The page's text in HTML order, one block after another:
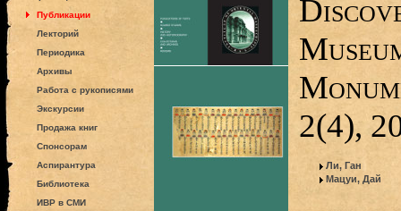
Публикации
Лекторий
Периодика
Архивы
Работа с рукописями
Экскурсии
Продажа книг
Спонсорам
Аспирантура
Библиотека
ИВР в СМИ
2(4),
Ли, Ган
Мацуи, Дай